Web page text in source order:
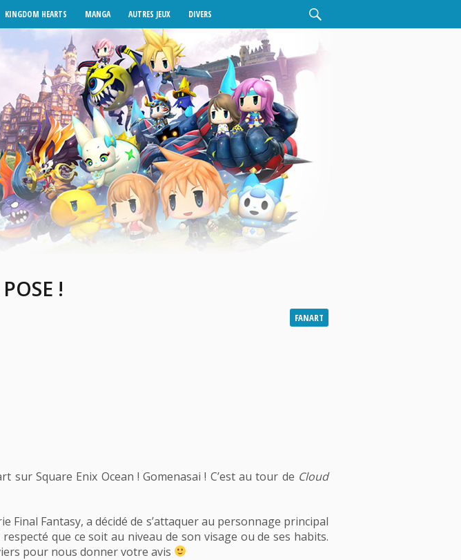
KINGDOM HEARTS MANGA AUTRES JEUX DIVERS
!
FANART
Square Enix Ocean ! Gomenasai ! C’est au tour de Cloud
Final Fantasy, a décidé de s’attaquer au personnage principal
respecté que ce soit au niveau de son visage ou de ses habits.
pour nous donner votre avis